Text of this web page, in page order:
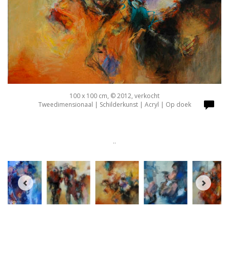
100 x 100 cm, © 2012, verkocht
Tweedimensionaal | Schilderkunst | Acryl | Op doek
..